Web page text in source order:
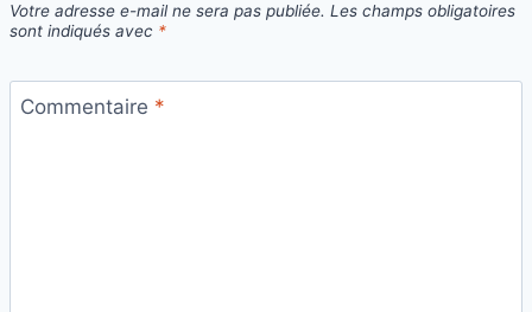
Votre adresse e-mail ne sera pas publiée. Les champs obligatoires
sont indiqués avec *
Commentaire *